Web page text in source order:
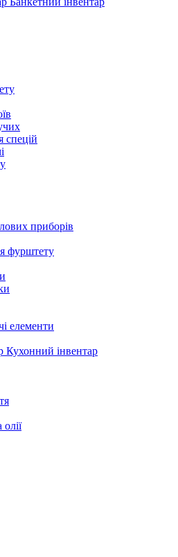
спецій
приборів
фурштету
елементи
Кухонний інвентар